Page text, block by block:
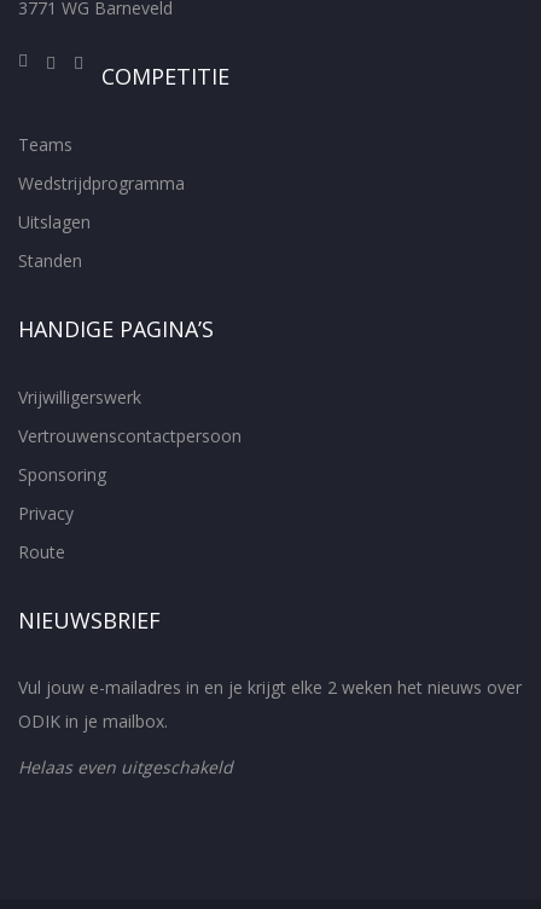
3771 WG Barneveld
COMPETITIE
Teams
Wedstrijdprogramma
Uitslagen
Standen
HANDIGE PAGINA’S
Vrijwilligerswerk
Vertrouwenscontactpersoon
Sponsoring
Privacy
Route
NIEUWSBRIEF
Vul jouw e-mailadres in en je krijgt elke 2 weken het nieuws over
ODIK in je mailbox.
Helaas even uitgeschakeld